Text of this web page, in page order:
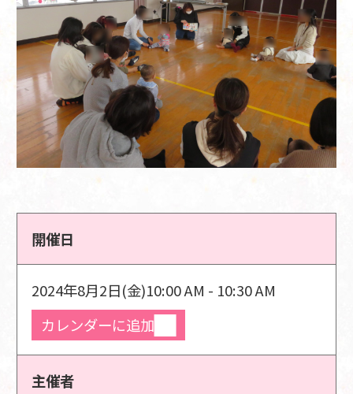
開催日
2024年8月2日(金)10:00 AM - 10:30 AM
カレンダーに追加
主催者